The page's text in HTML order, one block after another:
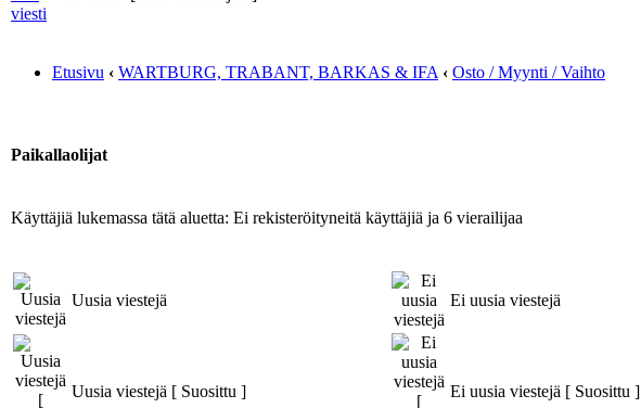
viesti
Etusivu ‹ WARTBURG, TRABANT, BARKAS & IFA ‹ Osto / Myynti / Vaihto
Paikallaolijat
Käyttäjiä lukemassa tätä aluetta: Ei rekisteröityneitä käyttäjiä ja 6 vierailijaa
Uusia viestejä Ei uusia viestejä
Uusia viestejä [ Suosittu ] Ei uusia viestejä [ Suosittu ]